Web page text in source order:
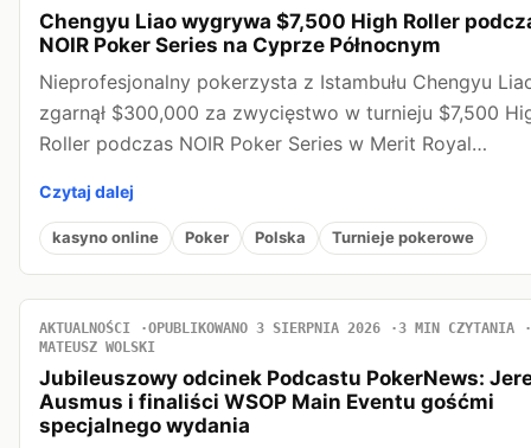
Chengyu Liao wygrywa $7,500 High Roller
NOIR Poker Series na Cyprze Północnym
Nieprofesjonalny pokerzysta z Istambułu Chengyu
zgarnął $300,000 za zwycięstwo w turnieju $7,500
Roller podczas NOIR Poker Series w Merit Royal…
Czytaj dalej
kasyno online Poker Polska Turnieje pokerowe
AKTUALNOŚCI OPUBLIKOWANO 3 SIERPNIA 2026
3 MIN CZYTANIA
MATEUSZ WOLSKI
Jubileuszowy odcinek Podcastu PokerNews:
Ausmus i finaliści WSOP Main Eventu gośćmi
specjalnego wydania